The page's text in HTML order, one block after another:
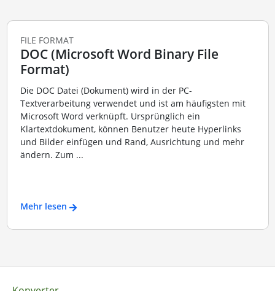
FILE FORMAT
DOC (Microsoft Word Binary File
Format)
Die DOC Datei (Dokument) wird in der PC-
Textverarbeitung verwendet und ist am häufigsten mit
Microsoft Word verknüpft. Ursprünglich ein
Klartextdokument, können Benutzer heute Hyperlinks
und Bilder einfügen und Rand, Ausrichtung und mehr
ändern. Zum ...
Mehr lesen